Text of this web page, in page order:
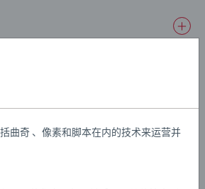
7312350360073
曲奇 、像素和脚本在内的技术来运营并